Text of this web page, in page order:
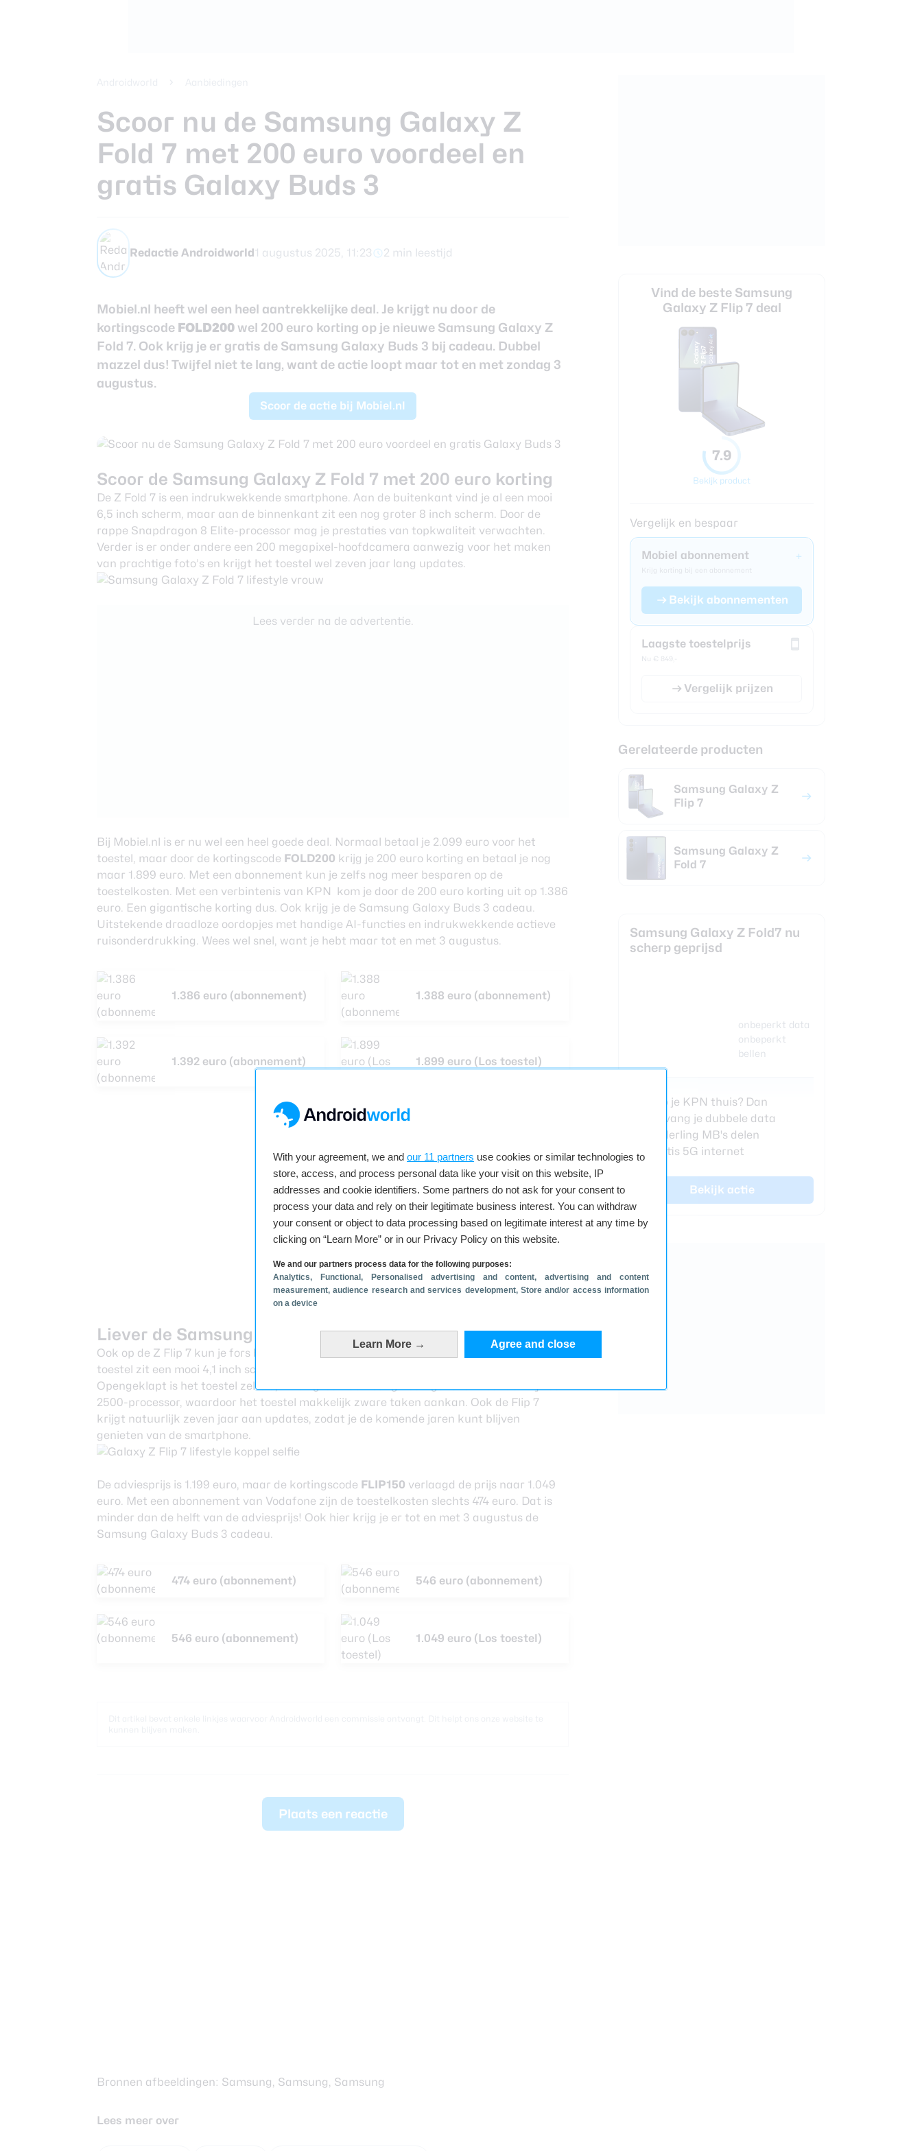
With your agreement, we and our 11 partners use cookies or similar technologies to
store, access, and process personal data like your visit on this website, IP
addresses and cookie identifiers. Some partners do not ask for your consent to
process your data and rely on their legitimate business interest. You can withdraw
your consent or object to data processing based on legitimate interest at any time by
clicking on “Learn More” or in our Privacy Policy on this website.
We and our partners process data for the following purposes:
Analytics, Functional , Personalised advertising and content, advertising and content
measurement, audience research and services development, Store and/or access information
on a device
Learn More → Agree and close
Scoor nu de Samsung Galaxy Z
Fold 7 met 200 euro voordeel en
gratis Galaxy Buds 3
Redactie Androidworld 1 augustus 2025, 11:23 2 min leestijd
Mobiel.nl heeft wel een heel aantrekkelijke deal. Je krijgt nu door de
kortingscode FOLD200 wel 200 euro korting op je nieuwe Samsung Galaxy Z
Fold 7. Ook krijg je er gratis de Samsung Galaxy Buds 3 bij cadeau. Dubbel
mazzel dus! Twijfel niet te lang, want de actie loopt maar tot en met zondag 3
augustus.
Scoor de actie bij Mobiel.nl
Scoor de Samsung Galaxy Z Fold 7 met 200 euro korting
De Z Fold 7 is een indrukwekkende smartphone. Aan de buitenkant vind je al een mooi
6,5 inch scherm, maar aan de binnenkant zit een nog groter 8 inch scherm. Door de
rappe Snapdragon 8 Elite-processor mag je prestaties van topkwaliteit verwachten.
Verder is er onder andere een 200 megapixel-hoofdcamera aanwezig voor het maken
van prachtige foto’s en krijgt het toestel wel zeven jaar lang updates.
Lees verder na de advertentie.
Bij Mobiel.nl is er nu wel een heel goede deal. Normaal betaal je 2.099 euro voor het
toestel, maar door de kortingscode FOLD200 krijg je 200 euro korting en betaal je nog
maar 1.899 euro. Met een abonnement kun je zelfs nog meer besparen op de
toestelkosten. Met een verbintenis van KPN kom je door de 200 euro korting uit op 1.386
euro. Een gigantische korting dus. Ook krijg je de Samsung Galaxy Buds 3 cadeau.
Uitstekende draadloze oordopjes met handige AI-functies en indrukwekkende actieve
ruisonderdrukking. Wees wel snel, want je hebt maar tot en met 3 augustus.
1.386 euro (abonnement) 1.388 euro (abonnement)
1.392 euro (abonnement) 1.899 euro (Los toestel)
Liever de Samsung Galaxy Z Flip 7 met 150 euro korting?
Ook op de Z Flip 7 kun je fors besparen. Tot wel 150 euro! Aan de voorkant van het
toestel zit een mooi 4,1 inch schermpje voor het uitvoeren van simpele taken.
Opengeklapt is het toestel zelfs 6,9 inch groot. Samsung heeft gekozen voor de Exynos
2500-processor, waardoor het toestel makkelijk zware taken aankan. Ook de Flip 7
krijgt natuurlijk zeven jaar aan updates, zodat je de komende jaren kunt blijven
genieten van de smartphone.
De adviesprijs is 1.199 euro, maar de kortingscode FLIP150 verlaagd de prijs naar 1.049
euro. Met een abonnement van Vodafone zijn de toestelkosten slechts 474 euro. Dat is
minder dan de helft van de adviesprijs! Ook hier krijg je er tot en met 3 augustus de
Samsung Galaxy Buds 3 cadeau.
474 euro (abonnement) 546 euro (abonnement)
546 euro (abonnement) 1.049 euro (Los toestel)
Plaats een reactie
Bronnen afbeeldingen: Samsung, Samsung, Samsung
Lees meer over
Vind de beste Samsung
Galaxy Z Flip 7 deal
7.9
Bekijk product
Vergelijk en bespaar
Mobiel abonnement +
Bekijk abonnementen
Laagste toestelprijs
Nu € 849,-
Vergelijk prijzen
Gerelateerde producten
Samsung Galaxy Z
Flip 7
Samsung Galaxy Z
Fold 7
Samsung Galaxy Z Fold7 nu
scherp geprijsd
onbeperkt data
onbeperkt
bellen
Heb je KPN thuis? Dan
ontvang je dubbele data
Onderling MB's delen
Gratis 5G internet
Bekijk actie